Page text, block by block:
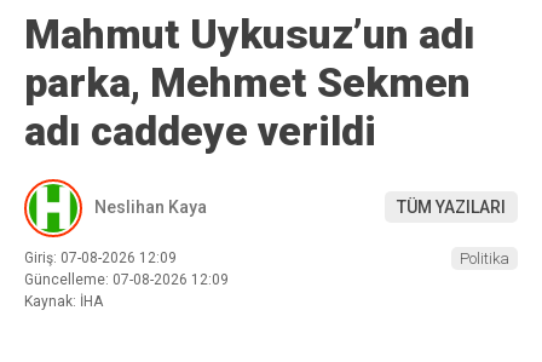
Mahmut Uykusuz’un adı
parka, Mehmet Sekmen
adı caddeye verildi
Neslihan Kaya TÜM YAZILARI
Giriş: 07-08-2026 12:09
Güncelleme: 07-08-2026 12:09
Kaynak: İHA
Politika